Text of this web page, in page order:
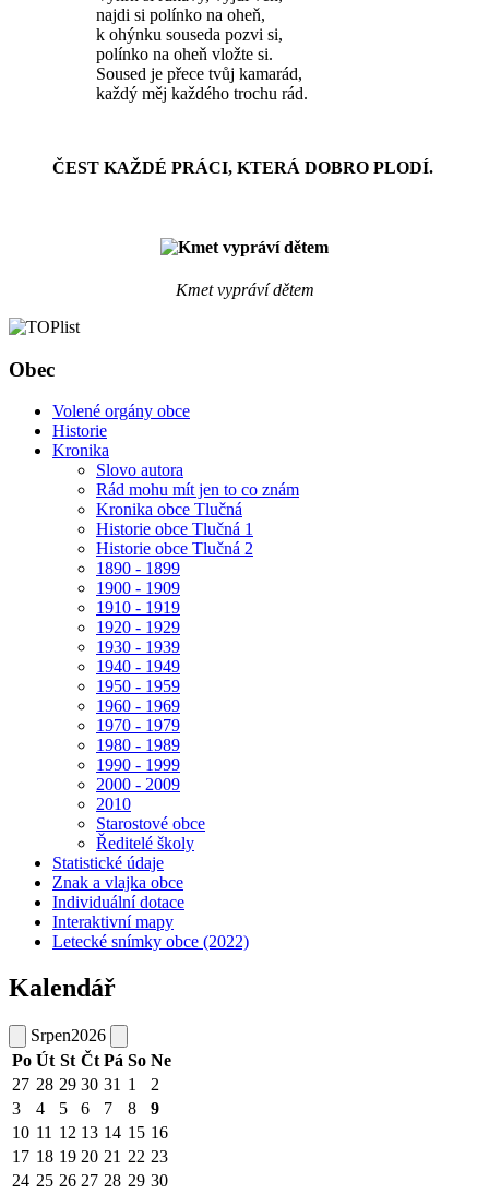
najdi si polínko na oheň,
k ohýnku souseda pozvi si,
polínko na oheň vložte si.
Soused je přece tvůj kamarád,
každý měj každého trochu rád.
ČEST KAŽDÉ PRÁCI, KTERÁ DOBRO PLODÍ.
Kmet vypráví dětem
Obec
Volené orgány obce
Historie
Kronika
Slovo autora
Rád mohu mít jen to co znám
Kronika obce Tlučná
Historie obce Tlučná 1
Historie obce Tlučná 2
1890 - 1899
1900 - 1909
1910 - 1919
1920 - 1929
1930 - 1939
1940 - 1949
1950 - 1959
1960 - 1969
1970 - 1979
1980 - 1989
1990 - 1999
2000 - 2009
2010
Starostové obce
Ředitelé školy
Statistické údaje
Znak a vlajka obce
Individuální dotace
Interaktivní mapy
Letecké snímky obce (2022)
Kalendář
Srpen2026
Po Út St Čt Pá So Ne
27 28 29 30 31 1
2
3
4 5 6 7 8
9
10 11 12 13 14 15 16
17 18 19 20 21 22 23
24 25 26 27 28 29 30